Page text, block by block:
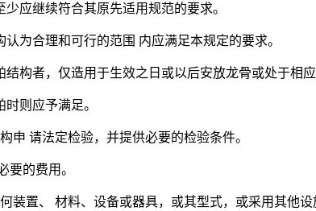
应继续符合其原先适用规范的要求。
为合理和可行的范围 内应满足本规定的要求。
构者，仅造用于生效之日或以后安放龙骨或处于相应
则应予满足。
申 请法定检验，并提供必要的检验条件。
要的费用。
装置、 材料、设备或器具，或其型式，或采用其他